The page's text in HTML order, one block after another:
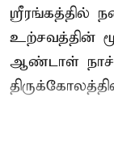
ஸ்ரீரங்கத்தில்
உற்சவத்தின்
ஆண்டாள்